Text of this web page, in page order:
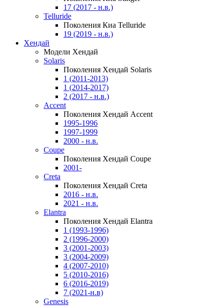
17 (2017 - н.в.)
Telluride
Поколения Киа Telluride
19 (2019 - н.в.)
Хендай
Модели Хендай
Solaris
Поколения Хендай Solaris
1 (2011-2013)
1 (2014-2017)
2 (2017 - н.в.)
Accent
Поколения Хендай Accent
1995-1996
1997-1999
2000 - н.в.
Coupe
Поколения Хендай Coupe
2001-
Creta
Поколения Хендай Creta
2016 - н.в.
2021 - н.в.
Elantra
Поколения Хендай Elantra
1 (1993-1996)
2 (1996-2000)
3 (2001-2003)
3 (2004-2009)
4 (2007-2010)
5 (2010-2016)
6 (2016-2019)
7 (2021-н.в)
Genesis